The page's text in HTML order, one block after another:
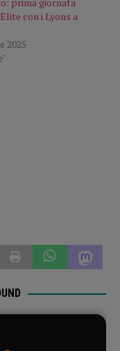
con i Lyons a
2025